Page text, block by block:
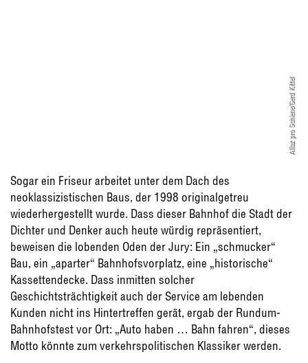
Alliaz pro Schiene/Gerd Kittel
Sogar ein Friseur arbeitet unter dem Dach des
neoklassizistischen Baus, der 1998 originalgetreu
wiederhergestellt wurde. Dass dieser Bahnhof die Stadt der
Dichter und Denker auch heute würdig repräsentiert,
beweisen die lobenden Oden der Jury: Ein „schmucker“
Bau, ein „aparter“ Bahnhofsvorplatz, eine „historische“
Kassettendecke. Dass inmitten solcher
Geschichtsträchtigkeit auch der Service am lebenden
Kunden nicht ins Hintertreffen gerät, ergab der Rundum-
Bahnhofstest vor Ort: „Auto haben … Bahn fahren“, dieses
Motto könnte zum verkehrspolitischen Klassiker werden.